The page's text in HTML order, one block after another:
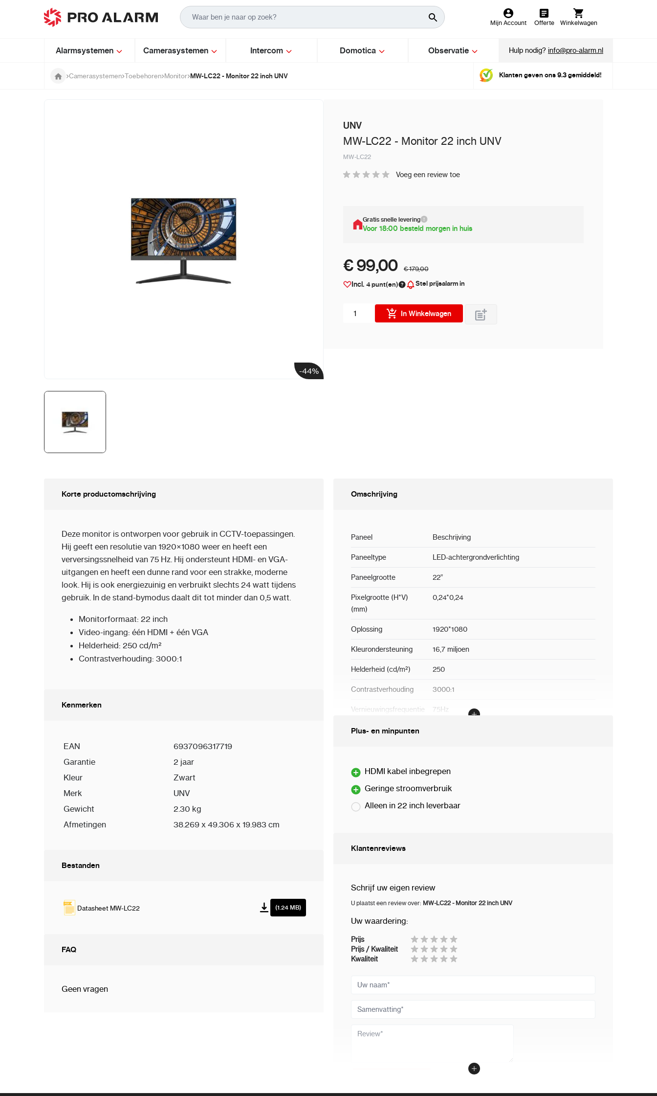
Ga naar de inhoud
Mijn Account Offerte Winkelwagen
Alarmsystemen Camerasystemen Intercom Domotica Observatie Hulp nodig?info@pro-alarm.nl
Camerasystemen Toebehoren Monitor MW-LC22 - Monitor 22 inch UNV Klanten geven ons 9.3 gemiddeld!
-44%
UNV
MW-LC22 - Monitor 22 inch UNV
MW-LC22
Voeg een review toe
Gratis snelle levering
Voor 18:00 besteld morgen in huis
€ 99,00 € 179,00
Incl. 4punt(en) Stel prijsalarm in
Aantal stuks
In Winkelwagen
Korte productomschrijving
Deze monitor is ontworpen voor gebruik in CCTV-toepassingen.
Hij geeft een resolutie van 1920×1080 weer en heeft een
verversingssnelheid van 75 Hz. Hij ondersteunt HDMI- en VGA-
uitgangen en heeft een dunne rand voor een strakke, moderne
look. Hij is ook energiezuinig en verbruikt slechts 24 watt tijdens
gebruik. In de stand-bymodus daalt dit tot minder dan 0,5 watt.
Monitorformaat: 22 inch
Video-ingang: één HDMI + één VGA
Helderheid: 250 cd/m²
Contrastverhouding: 3000:1
Kenmerken
EAN
6937096317719
Garantie
2 jaar
Kleur
Zwart
Merk
UNV
Gewicht
2.30 kg
Afmetingen
38.269 x 49.306 x 19.983 cm
Bestanden
Datasheet MW-LC22 (1.24 MB)
FAQ
Geen vragen
Omschrijving
Paneel Beschrijving
Paneeltype LED-achtergrondverlichting
Paneelgrootte 22”
Pixelgrootte (H*V)
(mm)
0,24*0,24
Oplossing 1920*1080
Kleurondersteuning 16,7 miljoen
Helderheid (cd/m²) 250
Contrastverhouding 3000:1
Vernieuwingsfrequentie 75Hz
Reactietijd (ms)
Openingstijden 18/7
Interface Beschrijving
Video-ingang 1* HDMI, 1* VGA
VESA (mm)
OSD Beschrijving
Chinees, Traditioneel Chinees, Japans)
Ingangsspanning
Typisch stroomverbruik
Stand-by
493,06*382,69*199,83
Plus- en minpunten
HDMI kabel inbegrepen
Geringe stroomverbruik
Alleen in 22 inch leverbaar
Klantenreviews
Schrijf uw eigen review
U plaatst een review over: MW-LC22 - Monitor 22 inch UNV
Uw waardering:
Prijs
Prijs / Kwaliteit
Kwaliteit
Uw naam
Samenvatting
Review